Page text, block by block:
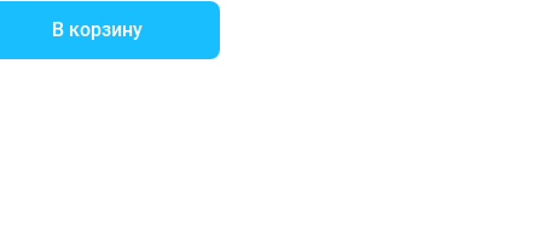
В корзину